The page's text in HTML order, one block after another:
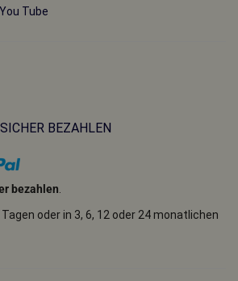
You Tube
SICHER BEZAHLEN
bezahlen
oder in 3, 6, 12 oder 24 monatlichen